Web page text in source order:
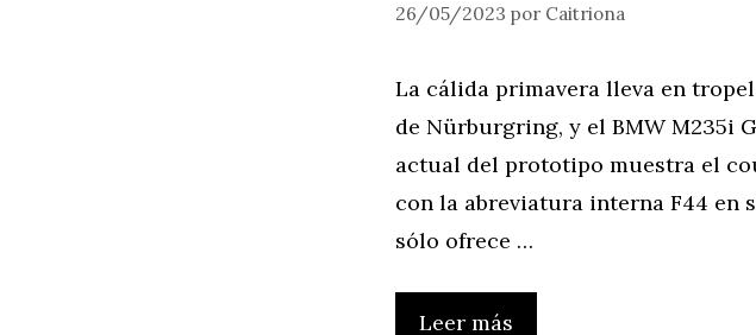
26/05/2023 por Caitriona
La cálida primavera lleva en
de Nürburgring, y el BMW M235i
actual del prototipo muestra el
con la abreviatura interna F44 en
sólo ofrece …
Leer más